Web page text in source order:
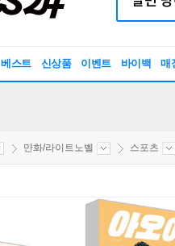
베스트 신상품 이벤트 바이백 매
만화/라이트노벨 스포츠